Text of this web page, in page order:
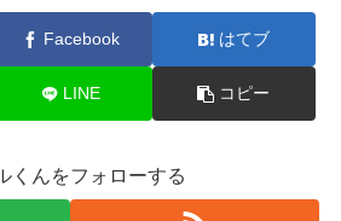
Facebook はてブ
LINE コピー
くんをフォローする